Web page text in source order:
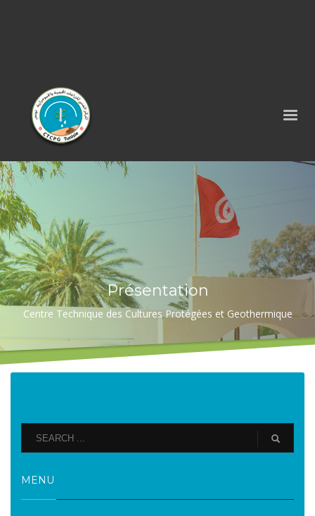
Présentation
Centre Technique des Cultures Protégées et Geothermique
MENU